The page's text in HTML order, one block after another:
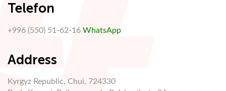
Telefon
+996 (550) 51-62-16 WhatsApp
Address
Kyrgyz Republic, Chui, 724330